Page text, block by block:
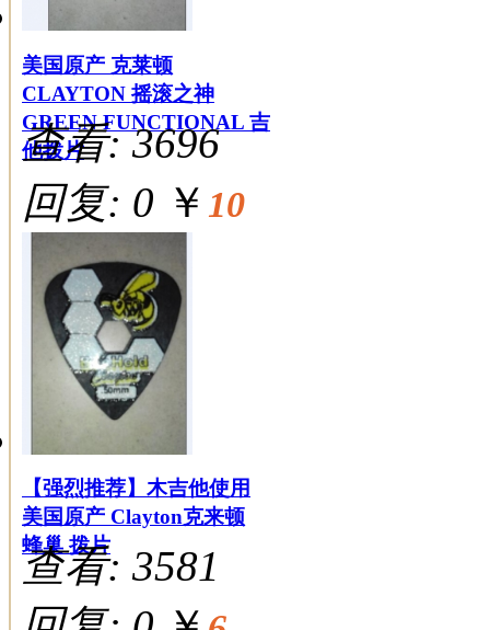
美国原产 克莱顿
CLAYTON 摇滚之神
GREEN FUNCTIONAL 吉
他拨片
查看: 3696
回复: 0 ￥ 10
【强烈推荐】木吉他使用
美国原产 Clayton克来顿
蜂巢 拨片
查看: 3581